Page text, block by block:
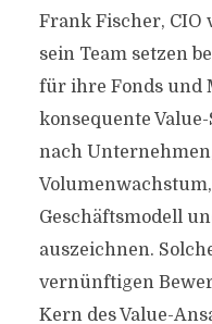
Frank Fischer, CIO
sein Team setzen
für ihre Fonds und
konsequente
nach
Geschäftsmodell
auszeichnen.
vernünftigen
Kern des Value-